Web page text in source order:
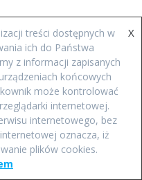
treści dostępnych w
ich do Państwa
z informacji zapisanych
końcowych
może kontrolować
internetowej.
internetowego, bez
oznacza, iż
plików cookies.
X